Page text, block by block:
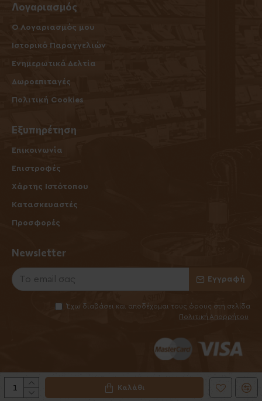
Καλάθι
Λογαριασμός
O Λογαριασμός μου
Ιστορικό Παραγγελιών
Ενημερωτικά Δελτία
Δωροεπιταγές
Πολιτική Cookies
Εξυπηρέτηση
Επικοινωνία
Επιστροφές
Χάρτης Ιστότοπου
Κατασκευαστές
Προσφορές
Newsletter
Εγγραφή
Έχω διαβάσει και αποδέχομαι τους όρους στη σελίδα
Πολιτική Απορρήτου